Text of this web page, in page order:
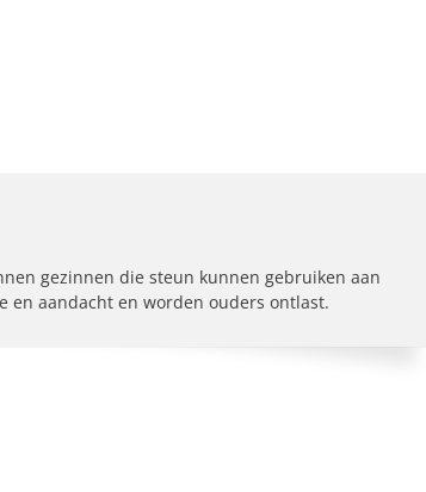
gezinnen die steun kunnen gebruiken aan
en aandacht en worden ouders ontlast.